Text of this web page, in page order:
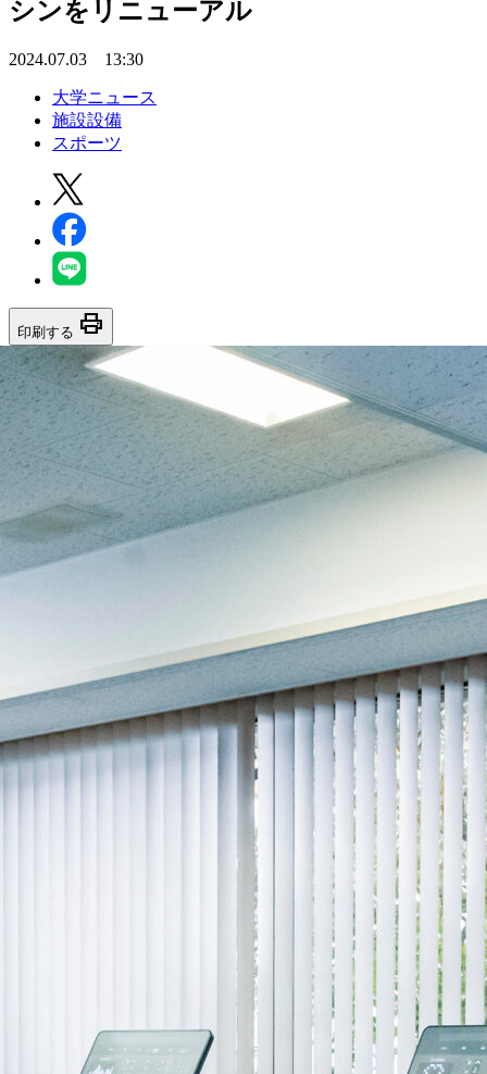
シンをリニューアル
2024.07.03 13:30
大学ニュース
施設設備
スポーツ
印刷する print